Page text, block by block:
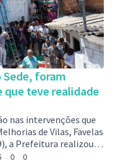
Sede, foram
que teve realidade
nas intervenções que
de Vilas, Favelas
a Prefeitura realizou a
15, na Vila Epa, região
0 0